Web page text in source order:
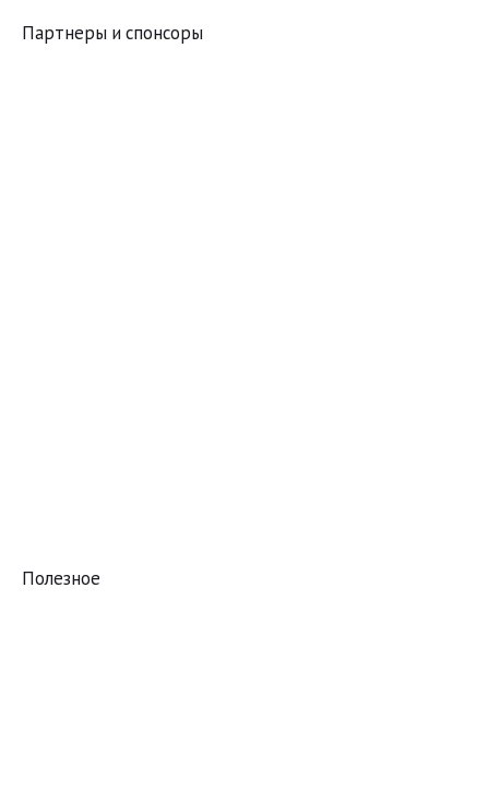
Партнеры и спонсоры
Полезное